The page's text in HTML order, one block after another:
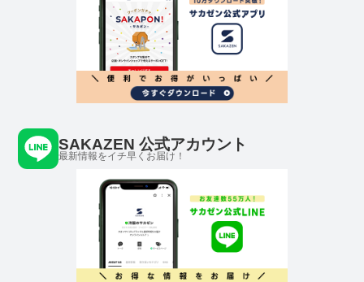
SAKAZEN 公式アカウント
最新情報をイチ早くお届け！